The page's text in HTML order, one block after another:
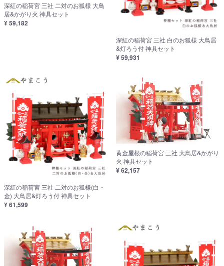
深紅の稲荷宮 三社 二対のお狐様 大鳥
居&かがり火 神具セット
¥ 59,182
深紅の稲荷宮 三社 白のお狐様 大鳥居
&灯ろう付 神具セット
¥ 59,931
深紅の稲荷宮 三社 二対のお狐様(白・
金) 大鳥居&灯ろう付 神具セット
¥ 61,599
黄金屋根の稲荷宮 三社 大鳥居&かがり
火 神具セット
¥ 62,157